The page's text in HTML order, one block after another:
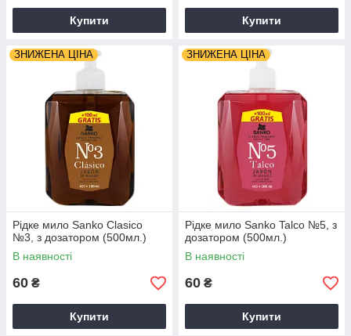
Купити Купити
ЗНИЖЕНА ЦІНА
Рідке мило Sanko Clasico
№3, з дозатором (500мл.)
В наявності
60 ₴
Купити
ЗНИЖЕНА ЦІНА
Рідке мило Sanko Talco №5, з
дозатором (500мл.)
В наявності
60 ₴
Купити